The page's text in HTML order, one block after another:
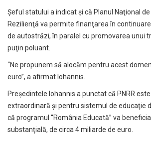
Şeful statului a indicat şi că Planul Naţional
Rezilienţă va permite finanţarea în
de autostrăzi, în paralel cu promovarea unui
puţin poluant.
“Ne propunem să alocăm pentru acest
euro”, a afirmat Iohannis.
Preşedintele Iohannis a punctat că PNRR
extraordinară şi pentru sistemul de educaţie
că programul “România Educată” va
substanţială, de circa 4 miliarde de euro.